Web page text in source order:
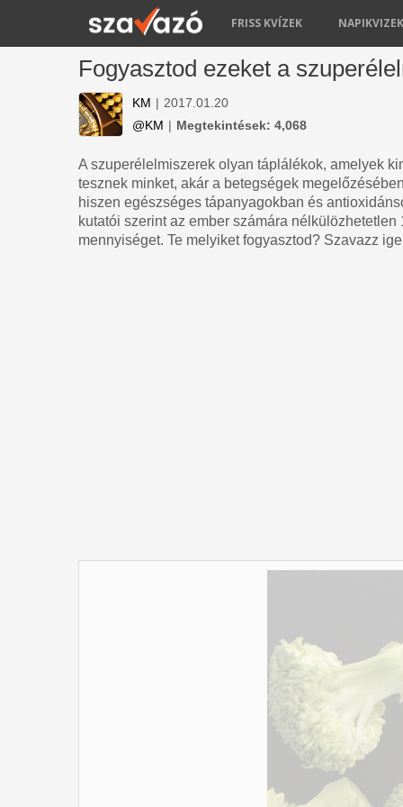
FRISS KVÍZEK
Fogyasztod ezeket a
KM | 2017.01.20
@KM | Megtekintések: 4,068
A szuperélelmiszerek olyan táplálékok, amelyek
tesznek minket, akár a betegségek
hiszen egészséges tápanyagokban és
kutatói szerint az ember számára
mennyiséget. Te melyiket fogyasztod? Szavazz